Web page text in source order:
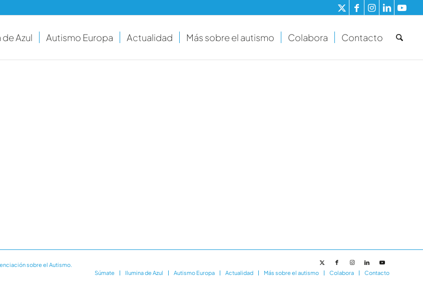
de Azul Autismo Europa Actualidad Más sobre el autismo Colabora Contacto
sobre el Autismo.
Súmate
Ilumina de Azul Autismo Europa Actualidad Más sobre el autismo Colabora Contacto